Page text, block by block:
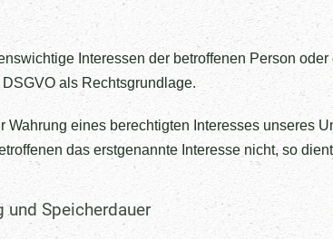
Interessen der betroffenen Person
als Rechtsgrundlage.
Wahrung eines berechtigten Interesses unseres
das erstgenannte Interesse nicht, so
und Speicherdauer